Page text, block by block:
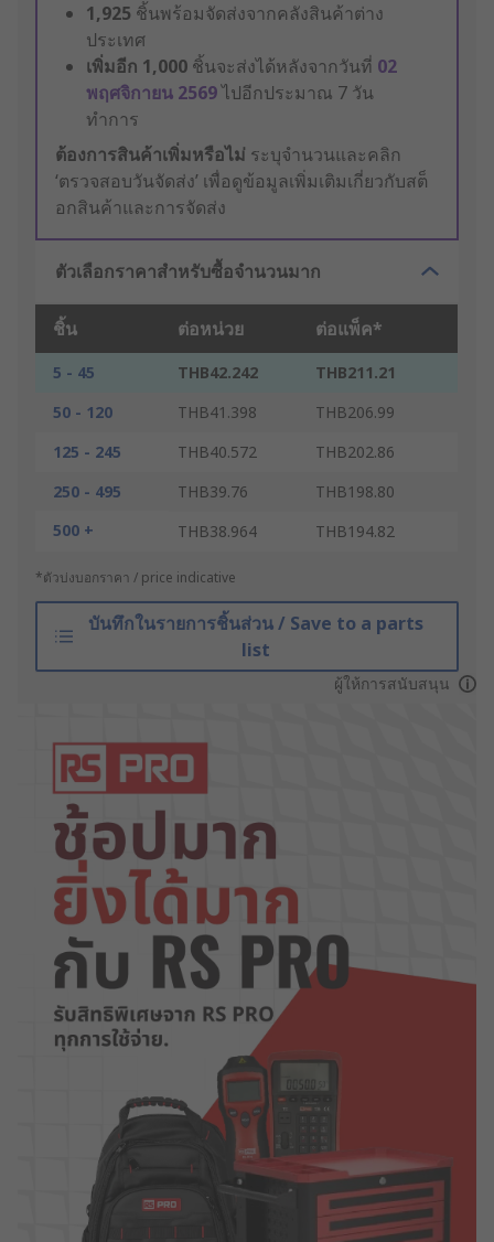
1,925 ชิ้นพร้อมจัดส่งจากคลังสินค้าต่าง
ประเทศ
เพิ่มอีก 1,000 ชิ้นจะส่งได้หลังจากวันที่ 02
พฤศจิกายน 2569ไปอีกประมาณ 7 วัน
ทำการ
ต้องการสินค้าเพิ่มหรือไม่ ระบุจำนวนและคลิก
‘ตรวจสอบวันจัดส่ง’ เพื่อดูข้อมูลเพิ่มเติมเกี่ยวกับสต็
อกสินค้าและการจัดส่ง
ตัวเลือกราคาสำหรับซื้อจำนวนมาก
ชิ้น ต่อหน่วย ต่อแพ็ค*
5 - 45 THB42.242
THB211.21
50 - 120
THB41.398
THB206.99
125 - 245
THB40.572
THB202.86
250 - 495
THB39.76
THB198.80
500 +
THB38.964 THB194.82
*ตัวบ่งบอกราคา / price indicative
บันทึกในรายการชิ้นส่วน / Save to a parts
list
ผู้ให้การสนับสนุน